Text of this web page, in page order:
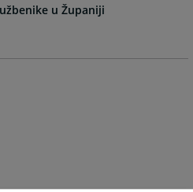
u Županiji